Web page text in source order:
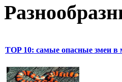
TOP 10: самые опасные змеи в